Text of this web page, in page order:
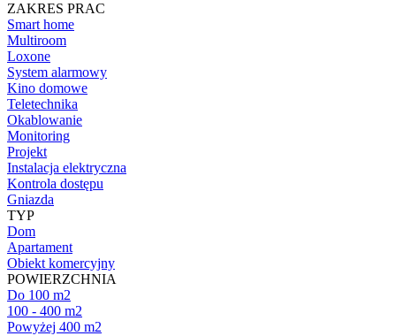
ZAKRES PRAC
Smart home
Multiroom
Loxone
System alarmowy
Kino domowe
Teletechnika
Okablowanie
Monitoring
Projekt
Instalacja elektryczna
Kontrola dostępu
Gniazda
TYP
Dom
Apartament
Obiekt komercyjny
POWIERZCHNIA
Do 100 m2
100 - 400 m2
Powyżej 400 m2